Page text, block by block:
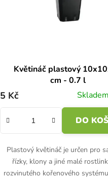
Květináč plastový
cm - 0.7 l
Skladem
5 Kč
DO
Plastový květináč je určen pro
řízky, klony a jiné malé
rozvinutého kořenového